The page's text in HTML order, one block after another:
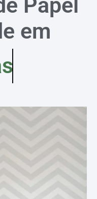
Papel
em